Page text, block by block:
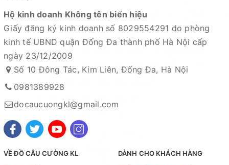
HỆ THỐNG TÀI KHOẢN NGÂN HÀNG
1. Ngân hàng Kỹ thương TECHCOMBANK -CN Hoàng
Hoa Thám - Hà Nội
Số tài khoản : 19021180136019
Chủ tài khoản : Nguyễn Thị Tuyết Minh
2. Ngân hàng Ngoại thương VIETCOMBANK -
Nội
Số tài khoản : 0021001015829
Chủ tài khoản : Nguyễn Thị Tuyết Minh
Hộ kinh doanh Không tên biển hiệu
Giấy đăng ký kinh doanh số 8029554291 do phòng
kinh tế UBND quận Đống Đa thành phố Hà Nội cấp
ngày 23/12/2009
Số 10 Đông Tác, Kim Liên, Đống Đa, Hà Nội
0981389928
docaucuongkl@gmail.com
VỀ ĐỒ CÂU CƯỜNG KL DÀNH CHO KHÁCH HÀNG